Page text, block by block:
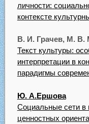
личности:
контексте
В. И. Грачев, М. В.
Текст культуры:
интерпретации в
парадигмы
Ю. А.Ершова
Социальные сети в
ценностных